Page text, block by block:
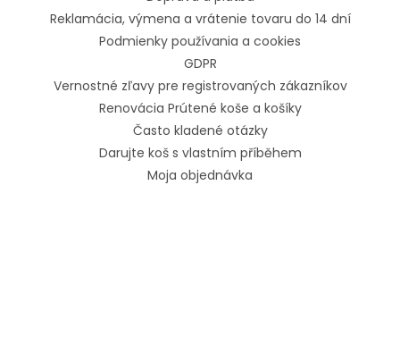
Reklamácia, výmena a vrátenie tovaru do 14 dní
Podmienky používania a cookies
GDPR
Vernostné zľavy pre registrovaných zákazníkov
Renovácia Prútené koše a košíky
Často kladené otázky
Darujte koš s vlastním příběhem
Moja objednávka